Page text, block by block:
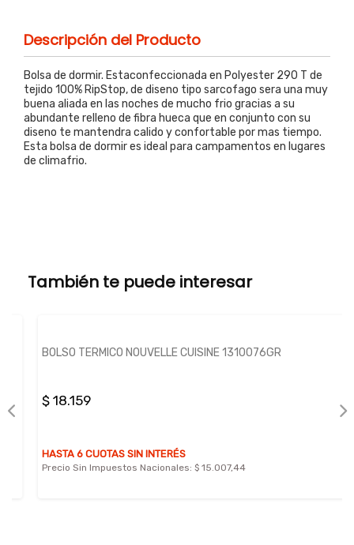
Descripción del Producto
Bolsa de dormir. Estaconfeccionada en Polyester 290 T de
tejido 100% RipStop, de diseno tipo sarcofago sera una muy
buena aliada en las noches de mucho frio gracias a su
abundante relleno de fibra hueca que en conjunto con su
diseno te mantendra calido y confortable por mas tiempo.
Esta bolsa de dormir es ideal para campamentos en lugares
de climafrio.
También te puede interesar
BOLSO TERMICO NOUVELLE CUISINE 1310076GR
$ 18.159
HASTA 6 CUOTAS SIN INTERÉS
Precio Sin Impuestos Nacionales:$ 15.007,44